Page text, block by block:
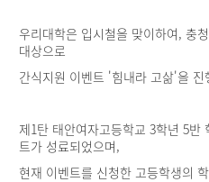
우리대학은 입시철을 맞이하여, 충
대상으로
간식지원 이벤트 '힘내라 고삶'을 진
제1탄 태안여자고등학교 3학년 5반
트가 성료되었으며,
현재 이벤트를 신청한 고등학생의